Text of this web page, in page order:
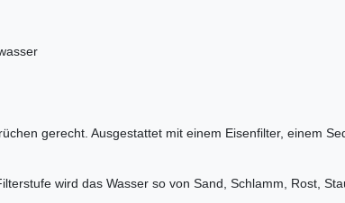
gerecht. Ausgestattet mit einem Eisenfilter, einem
wird das Wasser so von Sand, Schlamm, Rost,